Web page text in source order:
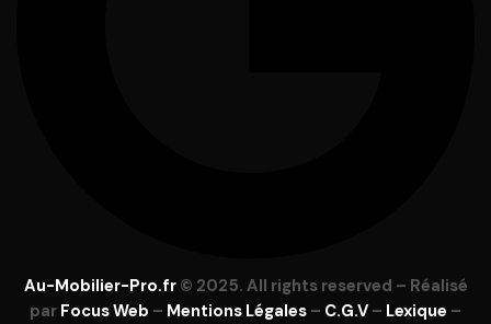
Au-Mobilier-Pro.fr© 2025. All rights reserved – Réalisé
par Focus Web – Mentions Légales – C.G.V – Lexique –